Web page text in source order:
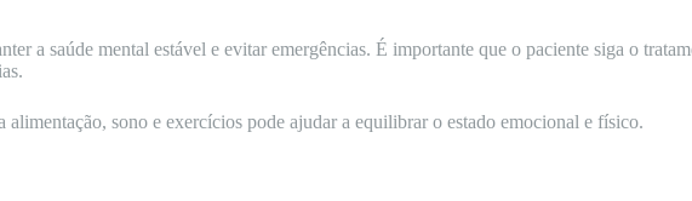
a saúde mental estável e evitar emergências. É importante que o paciente siga o
alimentação, sono e exercícios pode ajudar a equilibrar o estado emocional e físico.